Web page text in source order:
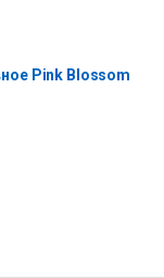
Pink Blossom